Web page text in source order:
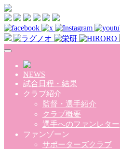
Skip to main content
NEWS
試合日程・結果
クラブ紹介
監督・選手紹介
クラブ概要
選手へのファンレター
ファンゾーン
サポーターズクラブ